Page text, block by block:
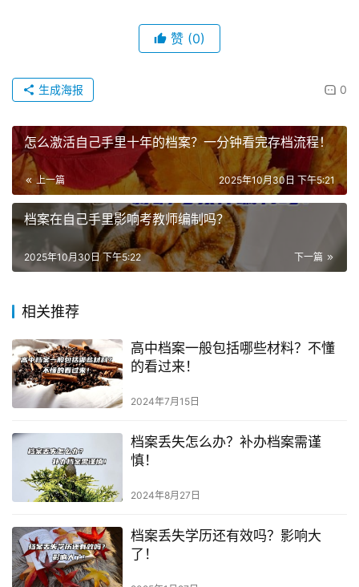
赞 (0)
0
生成海报
怎么激活自己手里十年的档案？一分钟看完存档流程！
上一篇 2025年10月30日 下午5:21
档案在自己手里影响考教师编制吗？
下一篇
2025年10月30日 下午5:22
相关推荐
高中档案一般包括哪些材料？不懂
的看过来！
2024年7月15日
档案丢失怎么办？补办档案需谨
慎！
2024年8月27日
档案丢失学历还有效吗？影响大
了！